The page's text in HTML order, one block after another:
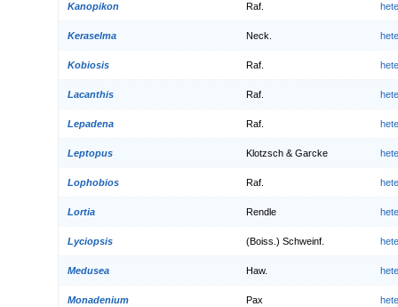
Kanopikon Raf.
Keraselma Neck.
Kobiosis Raf.
Lacanthis Raf.
Lepadena Raf.
Leptopus Klotzsch & Garcke
Lophobios Raf.
Lortia Rendle
Lyciopsis (Boiss.) Schweinf.
Medusea Haw.
Monadenium Pax